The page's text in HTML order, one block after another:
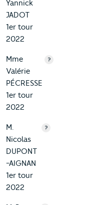
Yannick
JADOT
1er tour
2022
Mme
Valérie
PÉCRESSE
1er tour
2022
?
M.
Nicolas
DUPONT
-AIGNAN
1er tour
2022
?